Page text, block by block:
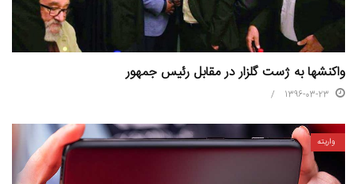
واکنش‏ها به ژست گلزار در مقابل رئیس ‏جمهور
1396-03-23
واریته